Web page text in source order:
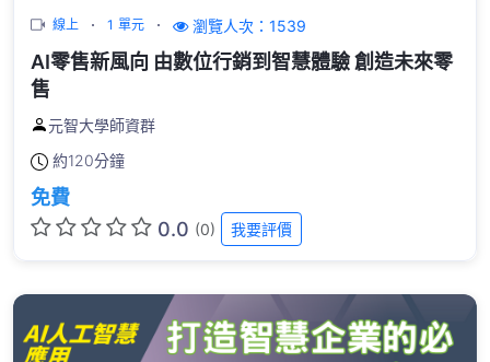
線上 1 單元 瀏覽人次：1539
AI零售新風向 由數位行銷到智慧體驗 創造未來零
售
元智大學師資群
約120分鐘
免費
0.0 (0) 我要評價